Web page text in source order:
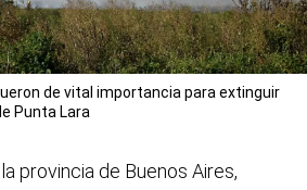
de vital importancia para extinguir
Punta Lara
provincia de Buenos Aires,